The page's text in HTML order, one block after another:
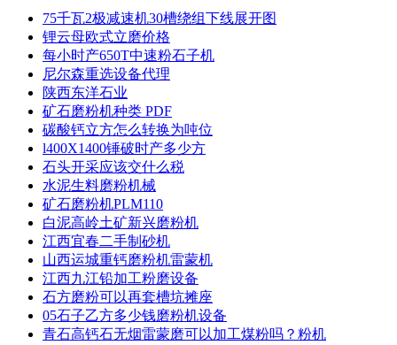
75千瓦2极减速机30槽绕组下线展开图
锂云母欧式立磨价格
每小时产650T中速粉石子机
尼尔森重选设备代理
陕西东洋石业
矿石磨粉机种类 PDF
碳酸钙立方怎么转换为吨位
l400X1400锤破时产多少方
石头开采应该交什么税
水泥生料磨粉机械
矿石磨粉机PLM110
白泥高岭土矿新兴磨粉机
江西宜春二手制砂机
山西运城重钙磨粉机雷蒙机
江西九江铅加工粉磨设备
石方磨粉可以再套槽坑摊座
05石子乙方多少钱磨粉机设备
青石高钙石无烟雷蒙磨可以加工煤粉吗？粉机